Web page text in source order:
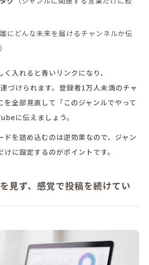
誰にどんな未来を届けるチャンネルか伝
入れると青いリンクになり、
づけられます。登録者1万人未満のチャ
を全部見直して「このジャンルでやって
に伝えましょう。
ドを詰め込むのは逆効果なので、ジャン
に設定するのがポイントです。
見ず、感覚で投稿を続けてい